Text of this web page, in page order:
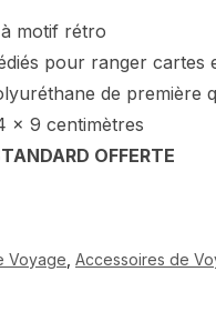
motif rétro
pour ranger cartes
de première
x 9 centimètres
OFFERTE
Voyage Accessoires de